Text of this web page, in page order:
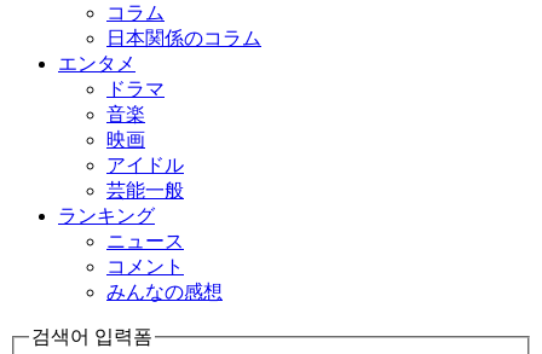
コラム
日本関係のコラム
エンタメ
ドラマ
音楽
映画
アイドル
芸能一般
ランキング
ニュース
コメント
みんなの感想
검색어 입력폼